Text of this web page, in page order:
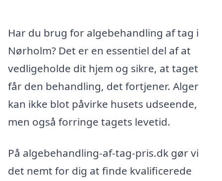
Har du brug for algebehandling af tag i
Nørholm? Det er en essentiel del af at
vedligeholde dit hjem og sikre, at taget
får den behandling, det fortjener. Alger
kan ikke blot påvirke husets udseende,
men også forringe tagets levetid.
På algebehandling-af-tag-pris.dk gør vi
det nemt for dig at finde kvalificerede